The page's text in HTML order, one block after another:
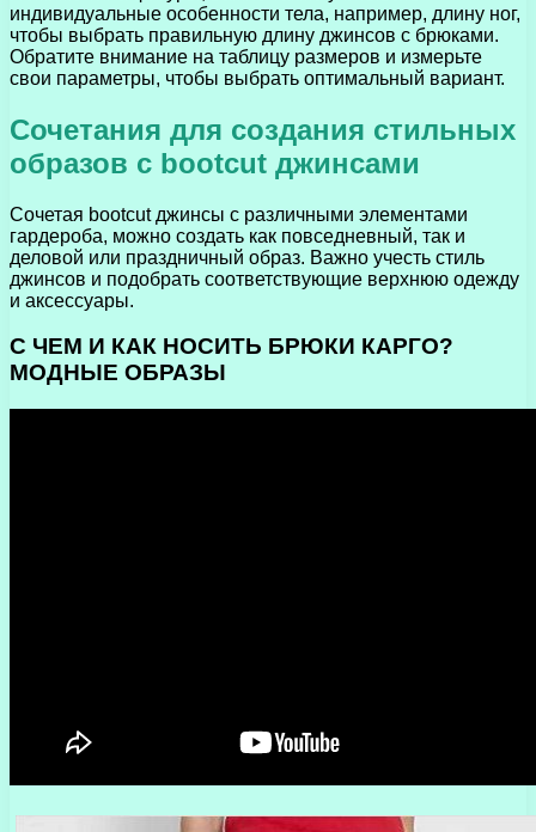
индивидуальные особенности тела, например, длину ног,
чтобы выбрать правильную длину джинсов с брюками.
Обратите внимание на таблицу размеров и измерьте
свои параметры, чтобы выбрать оптимальный вариант.
Сочетания для создания стильных
образов с bootcut джинсами
Сочетая bootcut джинсы с различными элементами
гардероба, можно создать как повседневный, так и
деловой или праздничный образ. Важно учесть стиль
джинсов и подобрать соответствующие верхнюю одежду
и аксессуары.
С ЧЕМ И КАК НОСИТЬ БРЮКИ КАРГО?
МОДНЫЕ ОБРАЗЫ